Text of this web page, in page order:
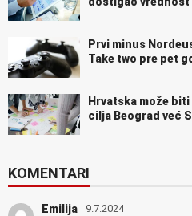
Prvi minus
Take two pre pet
Hrvatska može
cilja Beograd već
KOMENTARI
Emilija 9.7.2024